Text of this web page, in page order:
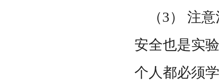
（3） 注
安全也是实
个人都必须